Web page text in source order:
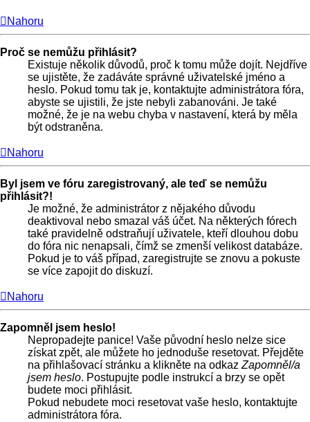
Nahoru
Proč se nemůžu přihlásit?
Existuje několik důvodů, proč k tomu může dojít. Nejdříve
se ujistěte, že zadáváte správné uživatelské jméno a
heslo. Pokud tomu tak je, kontaktujte administrátora fóra,
abyste se ujistili, že jste nebyli zabanováni. Je také
možné, že je na webu chyba v nastavení, která by měla
být odstraněna.
Nahoru
Byl jsem ve fóru zaregistrovaný, ale teď se nemůžu
přihlásit?!
Je možné, že administrátor z nějakého důvodu
deaktivoval nebo smazal váš účet. Na některých fórech
také pravidelně odstraňují uživatele, kteří dlouhou dobu
do fóra nic nenapsali, čímž se zmenší velikost databáze.
Pokud je to váš případ, zaregistrujte se znovu a pokuste
se více zapojit do diskuzí.
Nahoru
Zapomněl jsem heslo!
Nepropadejte panice! Vaše původní heslo nelze sice
získat zpět, ale můžete ho jednoduše resetovat. Přejděte
na přihlašovací stránku a klikněte na odkaz Zapomněl/a
jsem heslo. Postupujte podle instrukcí a brzy se opět
budete moci přihlásit.
Pokud nebudete moci resetovat vaše heslo, kontaktujte
administrátora fóra.